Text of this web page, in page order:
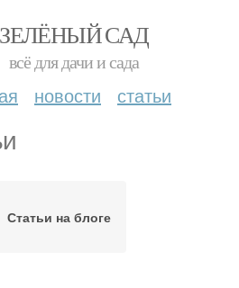
ЗЕЛЁНЫЙ САД
всё для дачи и сада
новости статьи
Статьи на блоге